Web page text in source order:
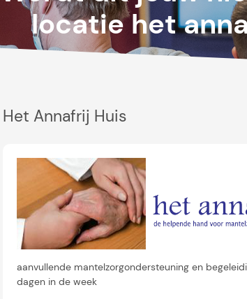
locatie het
Het Annafrij Huis
aanvullende mantelzorgondersteuning en
dagen in de week